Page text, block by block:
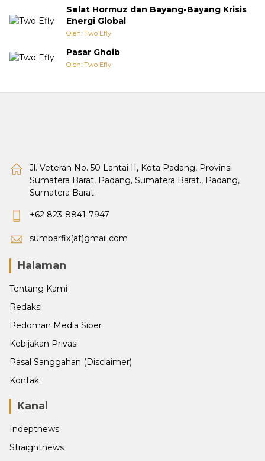
Selat Hormuz dan Bayang-Bayang Krisis
Energi Global
Oleh: Two Efly
Pasar Ghoib
Oleh: Two Efly
Jl. Veteran No. 50 Lantai II, Kota Padang, Provinsi
Sumatera Barat, Padang, Sumatera Barat., Padang,
Sumatera Barat.
+62 823-8841-7947
sumbarfix(at)gmail.com
Halaman
Tentang Kami
Redaksi
Pedoman Media Siber
Kebijakan Privasi
Pasal Sanggahan (Disclaimer)
Kontak
Kanal
Indeptnews
Straightnews